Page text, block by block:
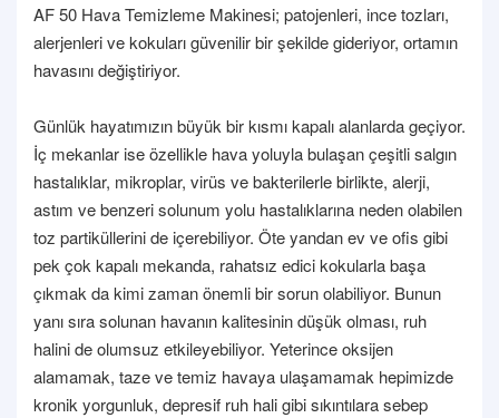
AF 50 Hava Temizleme Makinesi; patojenleri, ince tozları,
alerjenleri ve kokuları güvenilir bir şekilde gideriyor, ortamın
havasını değiştiriyor.
Günlük hayatımızın büyük bir kısmı kapalı alanlarda geçiyor.
İç mekanlar ise özellikle hava yoluyla bulaşan çeşitli salgın
hastalıklar, mikroplar, virüs ve bakterilerle birlikte, alerji,
astım ve benzeri solunum yolu hastalıklarına neden olabilen
toz partiküllerini de içerebiliyor. Öte yandan ev ve ofis gibi
pek çok kapalı mekanda, rahatsız edici kokularla başa
çıkmak da kimi zaman önemli bir sorun olabiliyor. Bunun
yanı sıra solunan havanın kalitesinin düşük olması, ruh
halini de olumsuz etkileyebiliyor. Yeterince oksijen
alamamak, taze ve temiz havaya ulaşamamak hepimizde
kronik yorgunluk, depresif ruh hali gibi sıkıntılara sebep